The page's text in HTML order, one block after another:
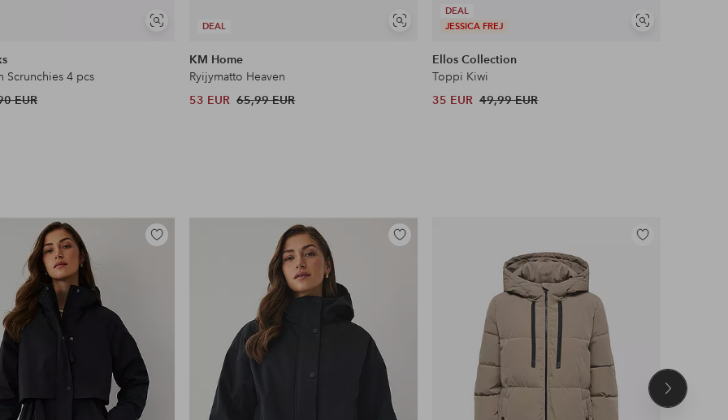
Näytä
Scrunchies 4 pcs
EUR
DEAL
Näytä
KM Home
Ryijymatto Heaven
53 EUR 65,99 EUR
DEAL
JESSICA FREJ
Näytä
Ellos Collection
Toppi Kiwi
35 EUR 49,99 EUR
Lisää
Lisää
Lisää
Seuraava